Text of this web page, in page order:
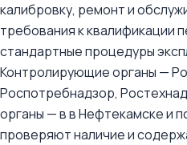
калибровку, ремонт и
требования к квалификации
стандартные процедуры
Контролирующие органы —
Роспотребнадзор,
органы — в в Нефтекамске и
проверяют наличие и